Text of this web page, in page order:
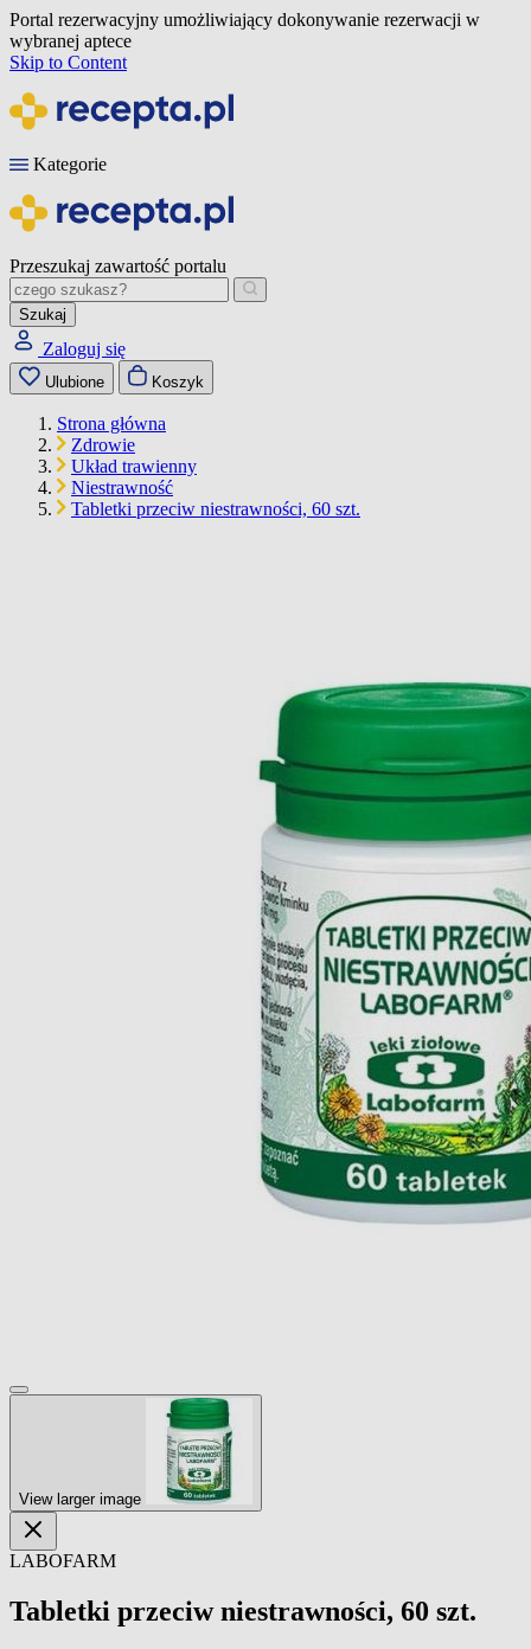
Portal rezerwacyjny umożliwiający dokonywanie rezerwacji w
wybranej aptece
Skip to Content
Kategorie
Przeszukaj zawartość portalu
Szukaj
Zaloguj się
Ulubione Koszyk
Strona główna
Zdrowie
Układ trawienny
Niestrawność
Tabletki przeciw niestrawności, 60 szt.
View larger image
LABOFARM
Tabletki przeciw niestrawności, 60 szt.